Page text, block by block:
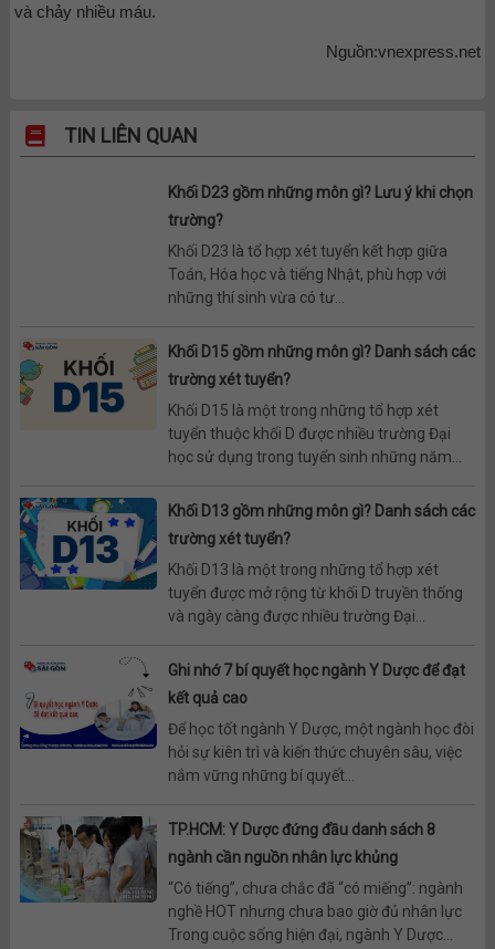
và chảy nhiều máu.
Nguồn:vnexpress.net
TIN LIÊN QUAN
Khối D23 gồm những môn gì? Lưu ý khi chọn
trường?
Khối D23 là tổ hợp xét tuyển kết hợp giữa
Toán, Hóa học và tiếng Nhật, phù hợp với
những thí sinh vừa có tư...
Khối D15 gồm những môn gì? Danh sách các
trường xét tuyển?
Khối D15 là một trong những tổ hợp xét
tuyển thuộc khối D được nhiều trường Đại
học sử dụng trong tuyển sinh những năm...
Khối D13 gồm những môn gì? Danh sách các
trường xét tuyển?
Khối D13 là một trong những tổ hợp xét
tuyển được mở rộng từ khối D truyền thống
và ngày càng được nhiều trường Đại...
Ghi nhớ 7 bí quyết học ngành Y Dược để đạt
kết quả cao
Để học tốt ngành Y Dược, một ngành học đòi
hỏi sự kiên trì và kiến thức chuyên sâu, việc
nắm vững những bí quyết...
TP.HCM: Y Dược đứng đầu danh sách 8
ngành cần nguồn nhân lực khủng
“Có tiếng”, chưa chắc đã “có miếng”: ngành
nghề HOT nhưng chưa bao giờ đủ nhân lực
Trong cuộc sống hiện đại, ngành Y Dược...